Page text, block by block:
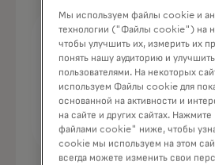
Мы используем файлы cookie и
технологии ("Файлы cookie") на
чтобы улучшить их, измерить их
понять нашу аудиторию и
пользователями. На некоторых
используем Файлы cookie для
основанной на активности и
на сайте и других сайтах.
файлами cookie" ниже, чтобы
cookie мы используем на этом
всегда можете изменить свои